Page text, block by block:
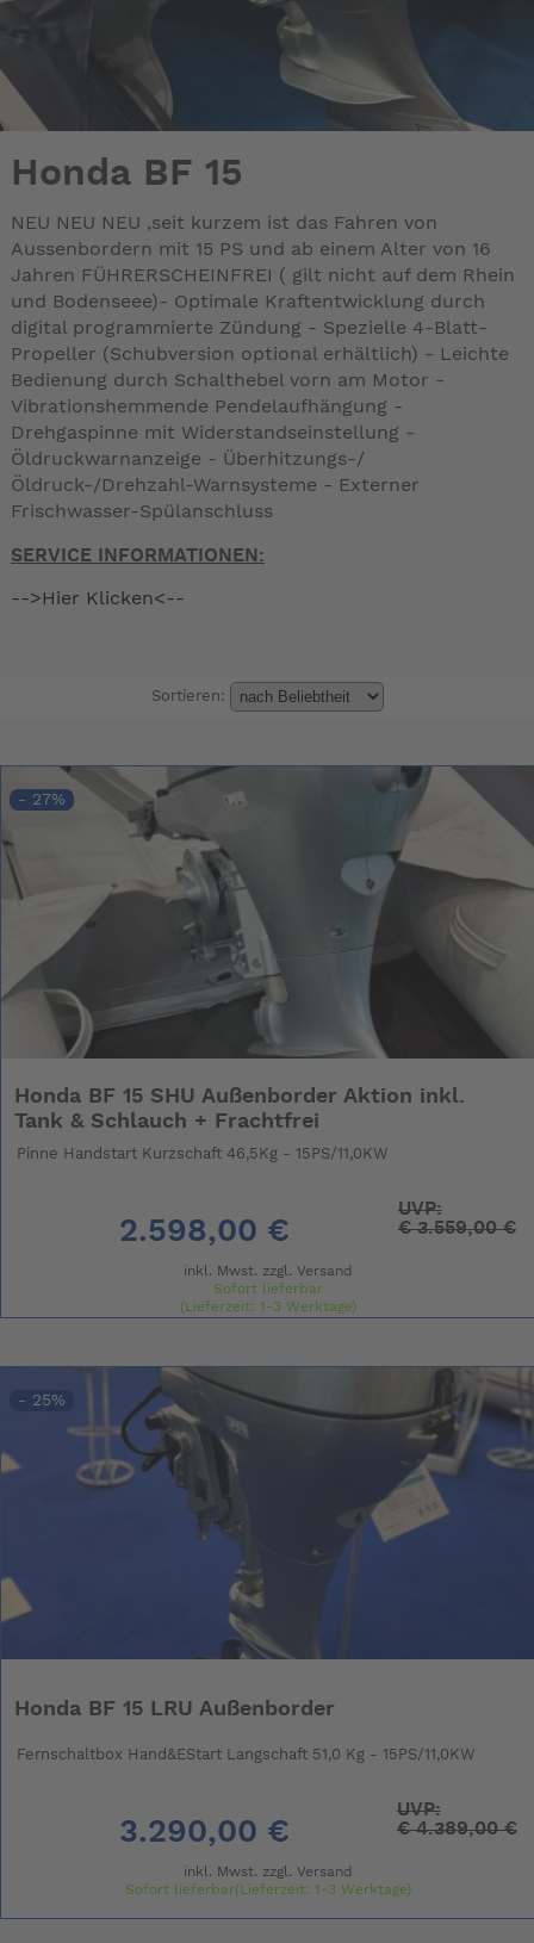
Honda BF 15
NEU NEU NEU ,seit kurzem ist das Fahren von
Aussenbordern mit 15 PS und ab einem Alter von 16
Jahren FÜHRERSCHEINFREI ( gilt nicht auf dem Rhein
und Bodenseee)- Optimale Kraftentwicklung durch
digital programmierte Zündung - Spezielle 4-Blatt-
Propeller (Schubversion optional erhältlich) - Leichte
Bedienung durch Schalthebel vorn am Motor -
Vibrationshemmende Pendelaufhängung -
Drehgaspinne mit Widerstandseinstellung -
Öldruckwarnanzeige - Überhitzungs-/
Öldruck-/Drehzahl-Warnsysteme - Externer
Frischwasser-Spülanschluss
SERVICE INFORMATIONEN:
-->Hier Klicken<--
Sortieren:
- 27%
Honda BF 15 SHU Außenborder Aktion inkl.
Tank & Schlauch + Frachtfrei
Pinne Handstart Kurzschaft 46,5Kg - 15PS/11,0KW
2.598,00 €
UVP:
€3.559,00 €
inkl. Mwst. zzgl. Versand
Sofort lieferbar
(Lieferzeit: 1-3 Werktage)
- 25%
Honda BF 15 LRU Außenborder
Fernschaltbox Hand&EStart Langschaft 51,0 Kg - 15PS/11,0KW
3.290,00 €
UVP:
€4.389,00 €
inkl. Mwst. zzgl. Versand
Sofort lieferbar(Lieferzeit: 1-3 Werktage)